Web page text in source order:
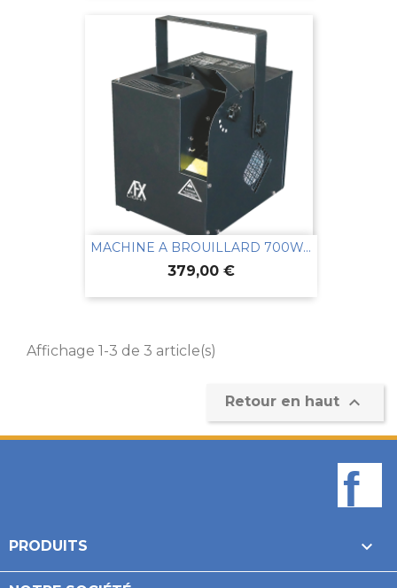
MACHINE A BROUILLARD 700W...
Prix
379,00 €
Affichage 1-3 de 3 article(s)
Retour en haut 
PRODUITS 